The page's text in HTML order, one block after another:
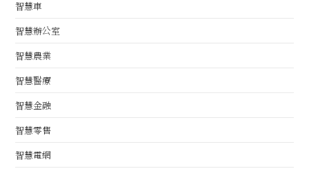
智慧車
智慧辦公室
智慧農業
智慧醫療
智慧金融
智慧零售
智慧電網